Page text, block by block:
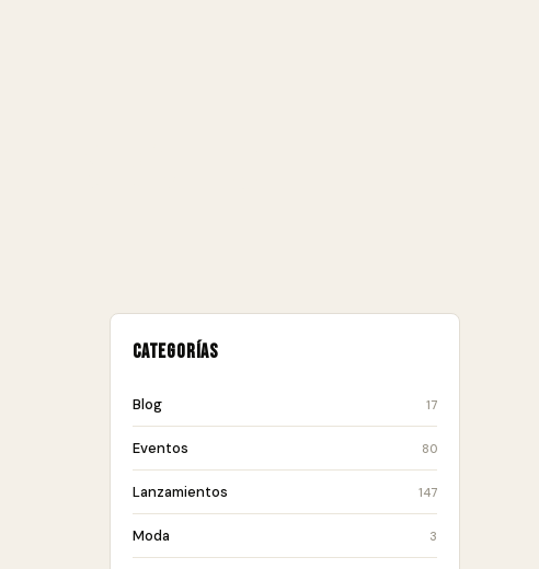
Categorías
Blog 17
Eventos 80
Lanzamientos 147
Moda 3